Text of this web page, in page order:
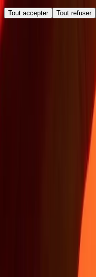
Tout accepter Tout refuser